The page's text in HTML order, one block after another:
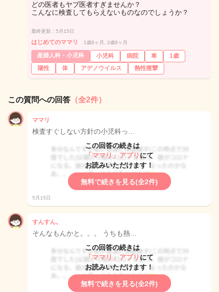
どの医者もヤブ医者すぎませんか？
こんなに検査してもらえないものなのでしょうか？
最終更新：5月15日
はじめてのママリ 1歳8ヶ月, 2歳8ヶ月
産婦人科・小児科 小児科 病院 車
1歳
陽性
体 アデノウイルス 熱性痙攣
この質問への回答 （全2件）
ママリ
検査すぐしない方針の小児科っ…
この回答の続きは
「ママリ」アプリ にて
お読みいただけます！
無料で続きを見る(全2件)
5月15日
すんすん。
そんなもんかと。。。 うちも熱…
この回答の続きは
「ママリ」アプリ にて
お読みいただけます！
無料で続きを見る(全2件)